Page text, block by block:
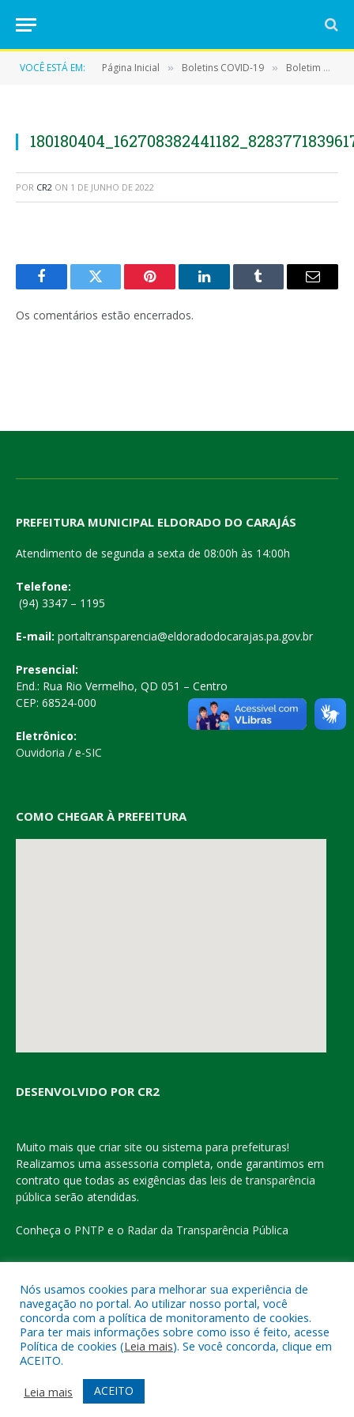
VOCÊ ESTÁ EM: Página Inicial » Boletins COVID-19 » Boletim COVID-19 (04/05/2021)
POR CR2 ON 1 DE JUNHO DE 2022
FacebookTwitter Pinterest LinkedInTumblr
E-
Os comentários estão encerrados.
PREFEITURA MUNICIPAL ELDORADO DO CARAJÁS
Atendimento de segunda a sexta de 08:00h às 14:00h
Telefone:
(94) 3347 – 1195
E-mail: portaltransparencia@eldoradodocarajas.pa.gov.br
Presencial:
End.: Rua Rio Vermelho, QD 051 – Centro
CEP: 68524-000
Eletrônico:
Ouvidoria / e-SIC
COMO CHEGAR À PREFEITURA
DESENVOLVIDO POR CR2
Muito mais que criar site ou sistema para prefeituras!
Realizamos uma assessoria completa, onde garantimos em
contrato que todas as exigências das leis de transparência
pública serão atendidas.
Conheça o PNTP e o Radar da Transparência Pública
Todos os direitos reservados a Prefeitura Municipal de Eldorado
do Carajás
Mapa do Site
Acessar o Webmail
Nós usamos cookies para melhorar sua experiência de
navegação no portal. Ao utilizar nosso portal, você
concorda com a política de monitoramento de cookies.
Para ter mais informações sobre como isso é feito, acesse
Política de cookies (Leia mais). Se você concorda, clique em
ACEITO.
Leia mais
ACEITO